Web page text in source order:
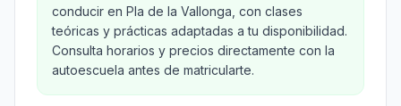
conducir en Pla de la Vallonga, con clases
teóricas y prácticas adaptadas a tu disponibilidad.
Consulta horarios y precios directamente con la
autoescuela antes de matricularte.